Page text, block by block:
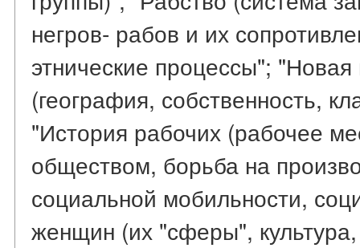
негров- рабов и их
этнические процессы"; "Новая
(география, собственность,
"История рабочих (рабочее
обществом, борьба на
социальной мобильности,
женщин (их "сферы",